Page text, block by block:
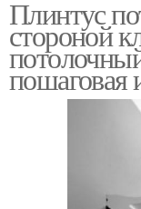
Плинтус
стороной
пошаговая